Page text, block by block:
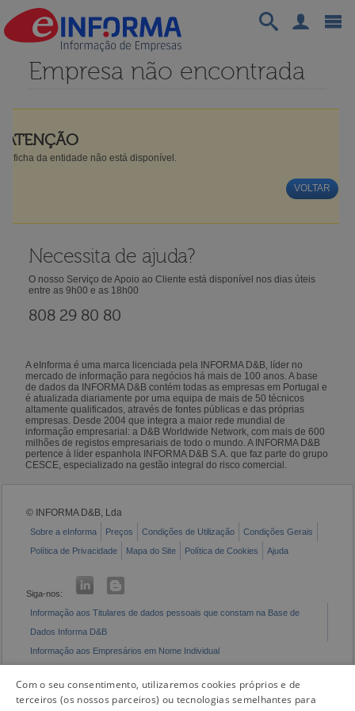
Empresa não encontrada
ATENÇÃO
A ficha da entidade não está disponível.
VOLTAR
Necessita de ajuda?
O nosso Serviço de Apoio ao Cliente está disponível nos dias úteis
entre as 9h00 e as 18h00
808 29 80 80
A eInforma é uma marca licenciada pela INFORMA D&B, líder no
mercado de informação para negócios há mais de 100 anos. A base
de dados da INFORMA D&B contém todas as empresas em Portugal e
é atualizada diariamente por uma equipa de mais de 50 técnicos
altamente qualificados, através de fontes públicas e das próprias
empresas. Desde 2004 que integra a maior rede mundial de
informação empresarial: a D&B Worldwide Network, com mais de 600
milhões de registos empresariais de todo o mundo. A INFORMA D&B
pertence à líder espanhola INFORMA D&B S.A. que faz parte do grupo
CESCE, especializado na gestão integral do risco comercial.
© INFORMA D&B, Lda
Sobre a eInforma Preços Condições de Utilização
Condições Gerais
Política de Privacidade
Mapa do Site Política de Cookies Ajuda
Siga-nos:
Informação aos Titulares de dados pessoais que constam na Base de
Dados Informa D&B
Informação aos Empresários em Nome Individual
Com o seu consentimento, utilizaremos cookies próprios e de
terceiros (os nossos parceiros) ou tecnologias semelhantes para